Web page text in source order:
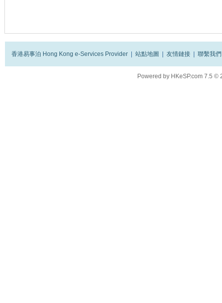
香港易事泊 Hong Kong e-Services Provider 站點地圖 友情鏈接 聯繫我們
Powered by HKeSP.com 7.5 ©